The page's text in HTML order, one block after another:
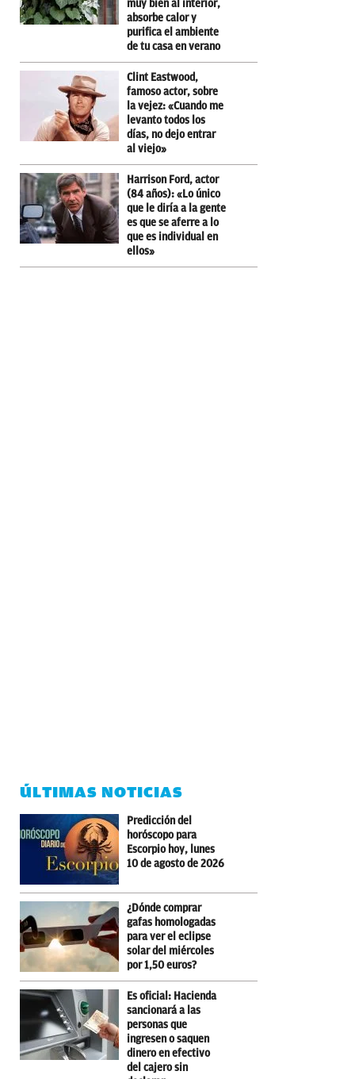
muy bien al interior,
absorbe calor y
purifica el ambiente
de tu casa en verano
Clint Eastwood,
famoso actor, sobre
la vejez: «Cuando me
levanto todos los
días, no dejo entrar
al viejo»
Harrison Ford, actor
(84 años): «Lo único
que le diría a la gente
es que se aferre a lo
que es individual en
ellos»
ÚLTIMAS NOTICIAS
Predicción del
horóscopo para
Escorpio hoy, lunes
10 de agosto de 2026
¿Dónde comprar
gafas homologadas
para ver el eclipse
solar del miércoles
por 1,50 euros?
Es oficial: Hacienda
sancionará a las
personas que
ingresen o saquen
dinero en efectivo
del cajero sin